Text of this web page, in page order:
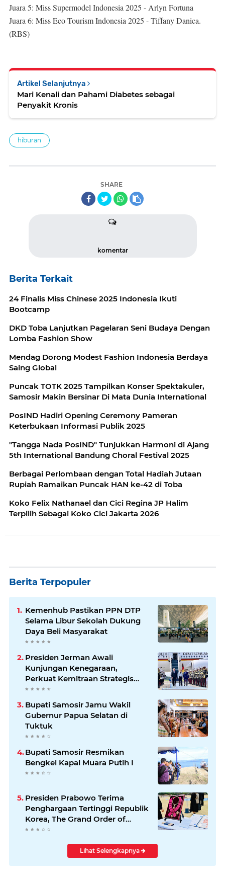
Juara 5: Miss Supermodel Indonesia 2025 - Arlyn Fortuna
Juara 6: Miss Eco Tourism Indonesia 2025 - Tiffany Danica.
(RBS)
Artikel Selanjutnya
Mari Kenali dan Pahami Diabetes sebagai
Penyakit Kronis
hiburan
SHARE
komentar
Berita Terkait
24 Finalis Miss Chinese 2025 Indonesia Ikuti
Bootcamp
DKD Toba Lanjutkan Pagelaran Seni Budaya Dengan
Lomba Fashion Show
Mendag Dorong Modest Fashion Indonesia Berdaya
Saing Global
Puncak TOTK 2025 Tampilkan Konser Spektakuler,
Samosir Makin Bersinar Di Mata Dunia International
PosIND Hadiri Opening Ceremony Pameran
Keterbukaan Informasi Publik 2025
"Tangga Nada PosIND" Tunjukkan Harmoni di Ajang
5th International Bandung Choral Festival 2025
Berbagai Perlombaan dengan Total Hadiah Jutaan
Rupiah Ramaikan Puncak HAN ke-42 di Toba
Koko Felix Nathanael dan Cici Regina JP Halim
Terpilih Sebagai Koko Cici Jakarta 2026
Berita Terpopuler
Kemenhub Pastikan PPN DTP
Selama Libur Sekolah Dukung
Daya Beli Masyarakat
Presiden Jerman Awali
Kunjungan Kenegaraan,
Perkuat Kemitraan Strategis
Indonesia–Jerman
Bupati Samosir Jamu Wakil
Gubernur Papua Selatan di
Tuktuk
Bupati Samosir Resmikan
Bengkel Kapal Muara Putih I
Presiden Prabowo Terima
Penghargaan Tertinggi Republik
Korea, The Grand Order of
Mugunghwa
Lihat Selengkapnya